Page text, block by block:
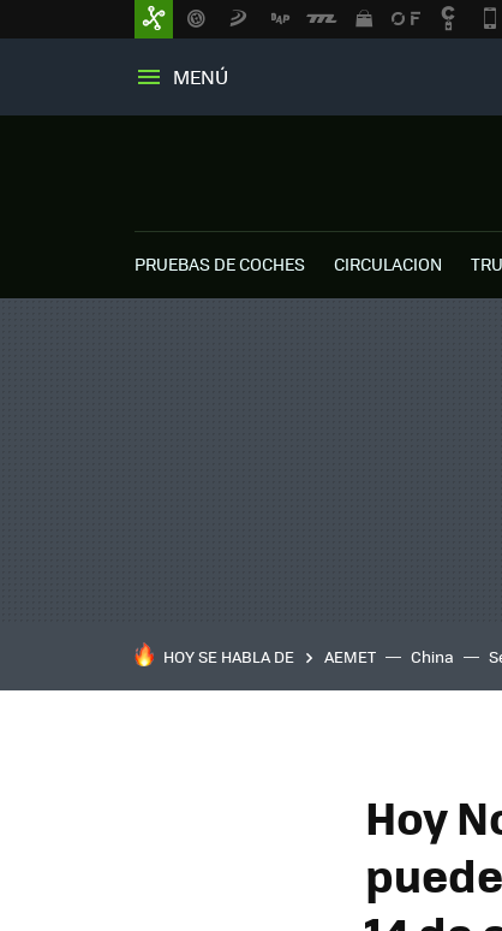
MENÚ
PRUEBAS DE COCHES CIRCULACION
HOY SE HABLA DE AEMET China
Hoy